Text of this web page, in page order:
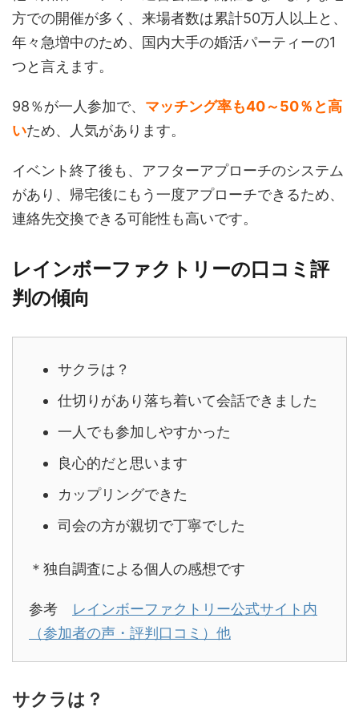
方での開催が多く、来場者数は累計50万人以上と、
年々急増中のため、国内大手の婚活パーティーの1
つと言えます。
98％が一人参加で、 マッチング率も40～50％と高
いため、人気があります。
イベント終了後も、アフターアプローチのシステム
があり、帰宅後にもう一度アプローチできるため、
連絡先交換できる可能性も高いです。
レインボーファクトリーの口コミ評
判の傾向
サクラは？
仕切りがあり落ち着いて会話できました
一人でも参加しやすかった
良心的だと思います
カップリングできた
司会の方が親切で丁寧でした
＊独自調査による個人の感想です
参考 レインボーファクトリー公式サイト内
（参加者の声・評判口コミ）他
サクラは？